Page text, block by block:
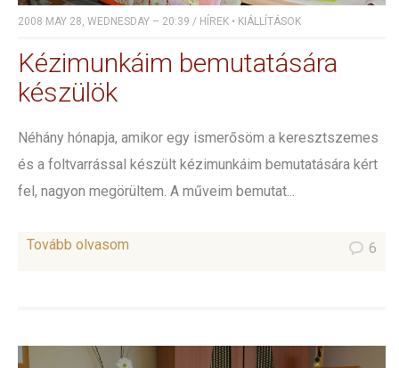
2008 MAY 28, WEDNESDAY – 20:39 / HÍREK • KIÁLLÍTÁSOK
Kézimunkáim bemutatására
készülök
Néhány hónapja, amikor egy ismerősöm a keresztszemes
és a foltvarrással készült kézimunkáim bemutatására kért
fel, nagyon megörültem. A műveim bemutat...
Tovább olvasom 6